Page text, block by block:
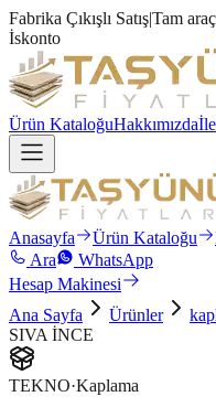
Fabrika Çıkışlı Satış|Tam
İskonto
Ürün KataloğuHakkımızda
Anasayfa Ürün Kataloğu
Ara
WhatsApp
Hesap Makinesi
Ana Sayfa
Ürünler
SIVA İNCE
TEKNO·Kaplama